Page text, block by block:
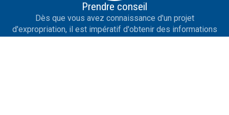
Prendre conseil
Dès que vous avez connaissance d'un projet
d'expropriation, il est impératif d'obtenir des informations